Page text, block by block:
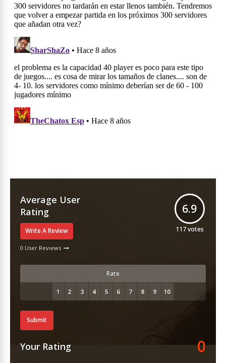
Average User
Rating
Write A Review
0 User Reviews
6.9
117votes
Rate
Submit
Your Rating 0